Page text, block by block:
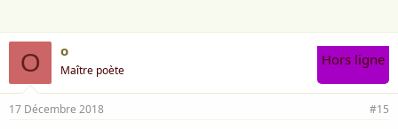
O o
Maître poète
Hors ligne
17 Décembre 2018 #15